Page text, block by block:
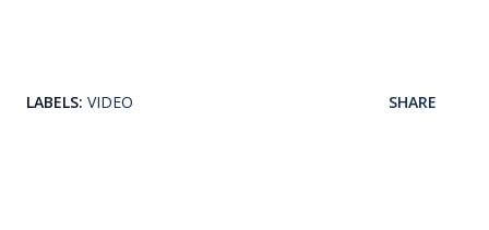
LABELS: VIDEO SHARE